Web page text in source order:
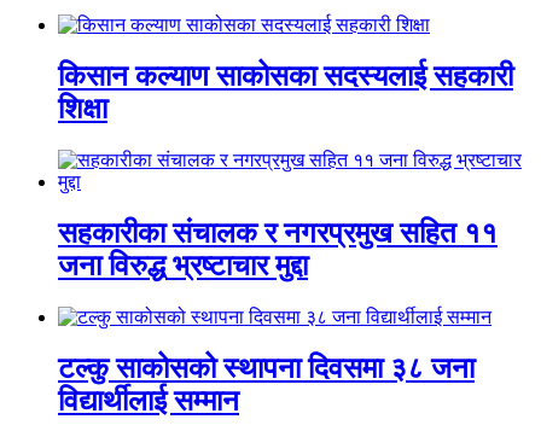
किसान कल्याण साकोसका सदस्यलाई सहकारी
शिक्षा
सहकारीका संचालक र नगरप्रमुख सहित ११
जना विरुद्ध भ्रष्टाचार मुद्दा
टल्कु साकोसको स्थापना दिवसमा ३८ जना
विद्यार्थीलाई सम्मान